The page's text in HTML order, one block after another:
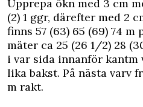
Upprepa ökn med 3 cm
(2) 1 ggr, därefter med 2
finns 57 (63) 65 (69) 74 m
mäter ca 25 (26 1/2) 28
i var sida innanför kantm
lika bakst. På nästa varv
m rakt.